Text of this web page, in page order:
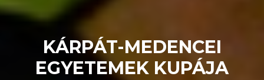
KÁRPÁT-MEDENCEI
EGYETEMEK KUPÁJA